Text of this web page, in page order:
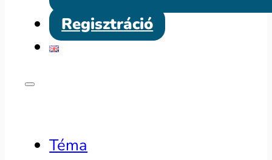
Regisztráció
Téma